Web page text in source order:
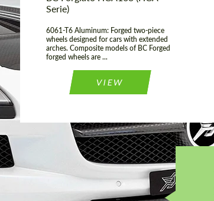
Serie)
6061-T6 Aluminum: Forged two-piece
wheels designed for cars with extended
arches. Composite models of BC Forged
forged wheels are ...
VIEW